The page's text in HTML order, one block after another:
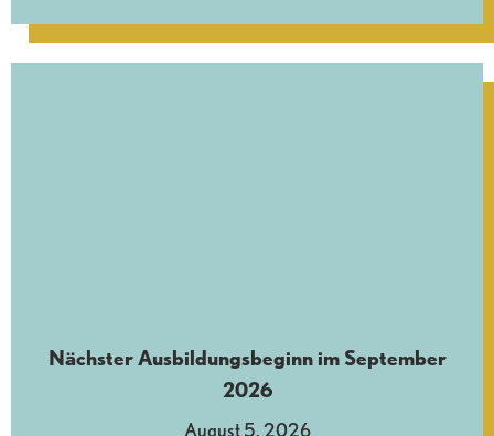
Nächster Ausbildungsbeginn im September
2026
August 5, 2026